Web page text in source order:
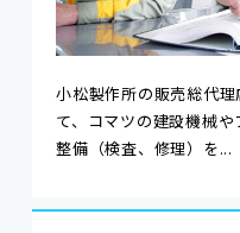
小松製作所の販売総代
て、コマツの建設機械
整備（検査、修理）を...